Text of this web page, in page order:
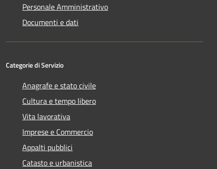
Personale Amministrativo
Documenti e dati
Categorie di Servizio
Anagrafe e stato civile
Cultura e tempo libero
Vita lavorativa
Imprese e Commercio
Appalti pubblici
Catasto e urbanistica